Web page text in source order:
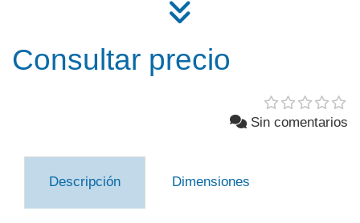
Consultar precio
Sin comentarios
Descripción Dimensiones